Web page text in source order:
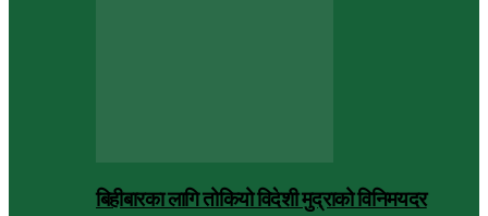
बिहीबारका लागि तोकियो विदेशी मुद्राको विनिमयदर